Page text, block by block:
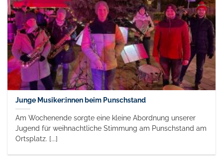
Junge Musiker:innen beim Punschstand
Am Wochenende sorgte eine kleine Abordnung unserer
Jugend für weihnachtliche Stimmung am Punschstand am
Ortsplatz. [...]